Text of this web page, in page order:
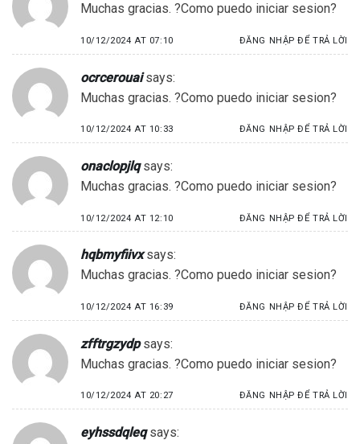
Muchas gracias. ?Como puedo iniciar sesion?
10/12/2024 AT 07:10 ĐĂNG NHẬP ĐỂ TRẢ LỜI
ocrcerouai says:
Muchas gracias. ?Como puedo iniciar sesion?
10/12/2024 AT 10:33 ĐĂNG NHẬP ĐỂ TRẢ LỜI
onaclopjlq says:
Muchas gracias. ?Como puedo iniciar sesion?
10/12/2024 AT 12:10 ĐĂNG NHẬP ĐỂ TRẢ LỜI
hqbmyfiivx says:
Muchas gracias. ?Como puedo iniciar sesion?
10/12/2024 AT 16:39 ĐĂNG NHẬP ĐỂ TRẢ LỜI
zfftrgzydp says:
Muchas gracias. ?Como puedo iniciar sesion?
10/12/2024 AT 20:27 ĐĂNG NHẬP ĐỂ TRẢ LỜI
eyhssdqleq says: